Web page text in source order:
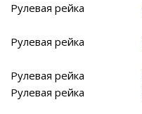
Рулевая рейка
Рулевая рейка
Рулевая рейка
Рулевая рейка